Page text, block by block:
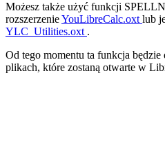
Możesz także użyć funkcji
rozszerzenieYouLibreCalc.oxt lub
YLC_Utilities.oxt .
Od tego momentu ta funkcja będzie
plikach, które zostaną otwarte w